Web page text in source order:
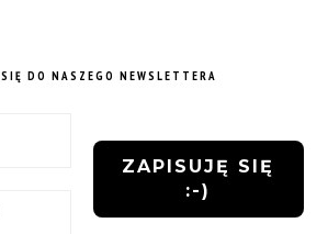
DO NASZEGO NEWSLETTERA